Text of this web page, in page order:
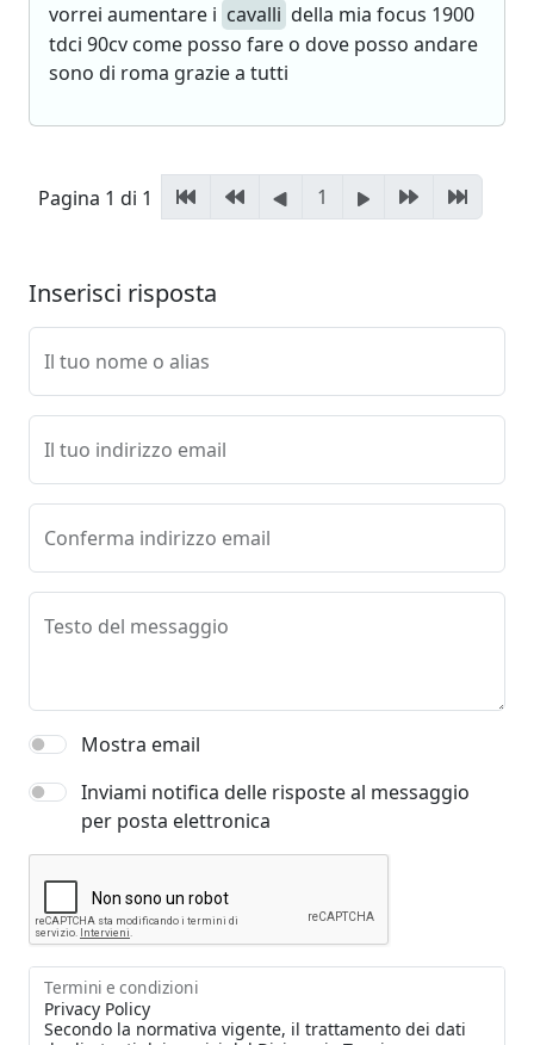
vorrei aumentare i cavalli della mia focus 1900
tdci 90cv come posso fare o dove posso andare
sono di roma grazie a tutti
Pagina 1 di 1 1
Inserisci risposta
Il tuo nome o alias
Il tuo indirizzo email
Conferma indirizzo email
Testo del messaggio
Mostra email
Inviami notifica delle risposte al messaggio
per posta elettronica
Termini e condizioni